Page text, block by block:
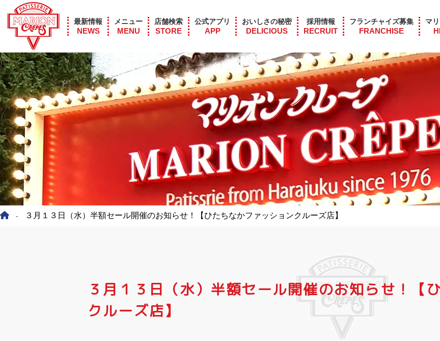
最新情報
NEWS
メニュー
MENU
店舗検索
STORE
公式アプリ
APP
おいしさの秘密
DELICIOUS
採用情報
RECRUIT
フランチャイズ募集
FRANCHISE
マ
- ３月１３日（水）半額セール開催のお知らせ！【ひたちなかファッションクルーズ店】
３月１３日（水）半額セール開催のお知らせ！【
クルーズ店】